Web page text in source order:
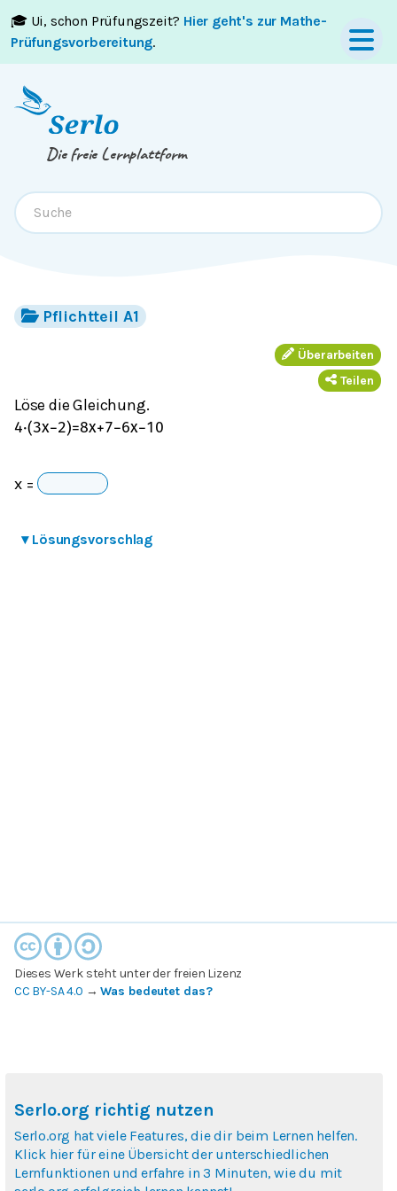
🎓 Ui, schon Prüfungszeit? Hier geht's zur Mathe-
Prüfungsvorbereitung.
Springe zumInhaltoderFooter
Die freie Lernplattform
Pflichtteil A1
Überarbeiten
Teilen
Löse die Gleichung.
4⋅(3x−2)=8x+7−6x−10
x =
▾ Lösungsvorschlag
Dieses Werk steht unter der freien Lizenz
CC BY-SA 4.0 →Was bedeutet das?
Serlo.org richtig nutzen
Serlo.org hat viele Features, die dir beim Lernen helfen.
Klick hier für eine Übersicht der unterschiedlichen
Lernfunktionen und erfahre in 3 Minuten, wie du mit